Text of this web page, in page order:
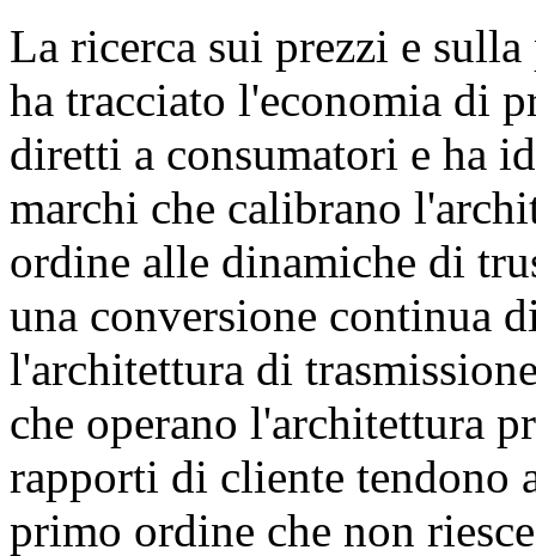
La ricerca sui prezzi e
ha tracciato l'economia di
diretti a consumatori e ha
marchi che calibrano
ordine alle dinamiche di
una conversione continua
l'architettura di
che operano l'architettura
rapporti di cliente tendono
primo ordine che non